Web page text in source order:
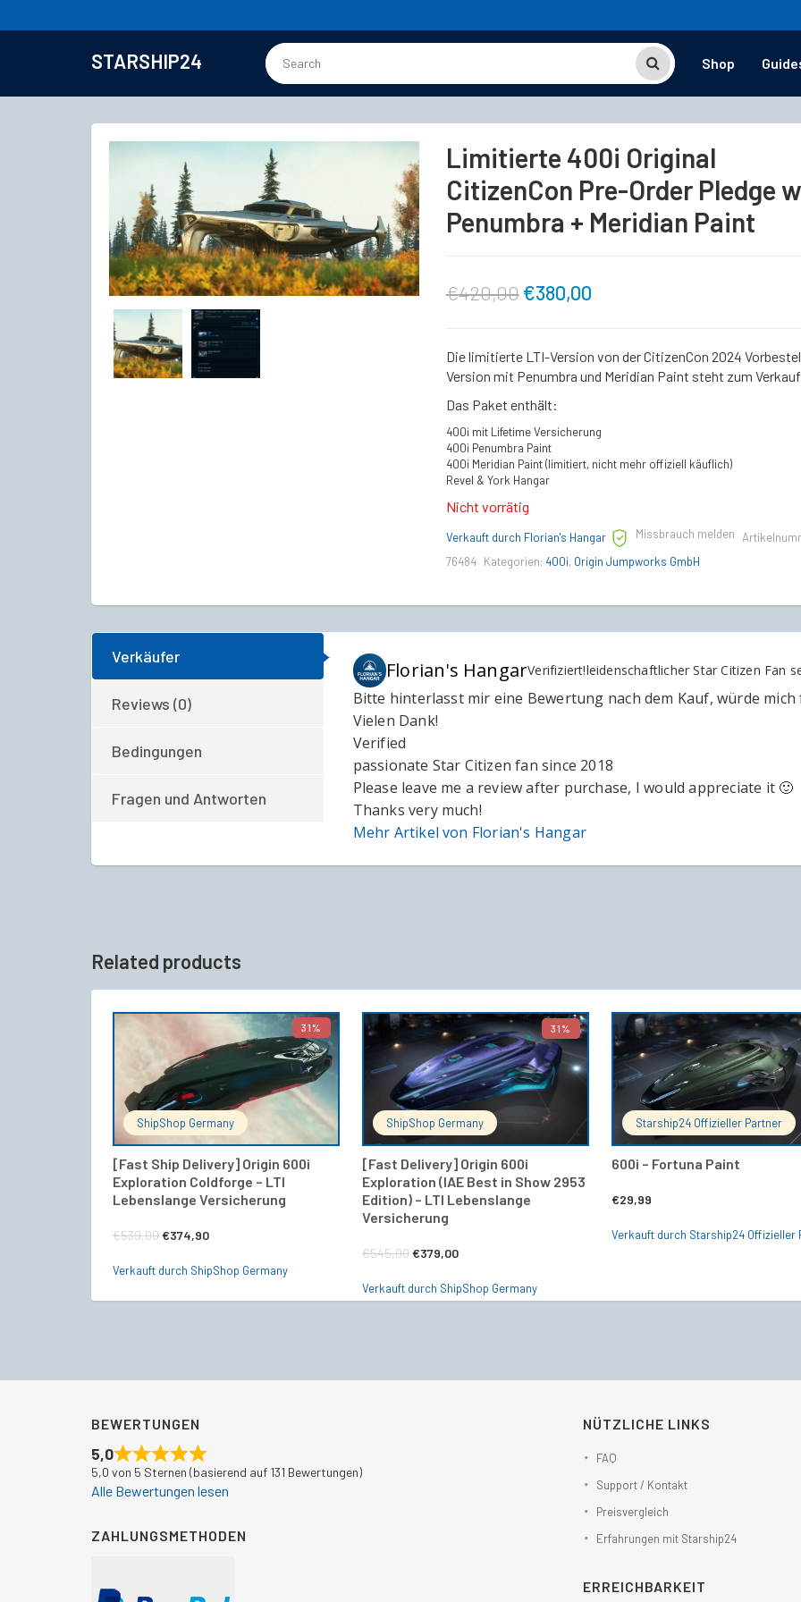
STARSHIP24 Shop
Limitierte 400i Original
CitizenCon Pre-Order Pledge
Penumbra + Meridian Paint
€420,00 Ursprünglicher
war:
€420,00
€380,00Aktueller
ist:
€380,00.
Die limitierte LTI-Version von der CitizenCon 2024
Version mit Penumbra und Meridian Paint steht zum
Das Paket enthält:
400i mit Lifetime Versicherung
400i Penumbra Paint
400i Meridian Paint (limitiert, nicht mehr offiziell käuflich)
Revel & York Hangar
Nicht vorrätig
Verkauft durch Florian's Hangar Missbrauch melden
76484 Kategorien: 400i, Origin Jumpworks GmbH
Verkäufer
Reviews (0)
Bedingungen
Fragen und Antworten
Florian's HangarVerifiziert!leidenschaftlicher Star Citizen Fan
Bitte hinterlasst mir eine Bewertung nach dem Kauf, würde mich
Vielen Dank!
Verified
passionate Star Citizen fan since 2018
Please leave me a review after purchase, I would appreciate it 🙂
Thanks very much!
Mehr Artikel von Florian's Hangar
Related products
31%
ShipShop Germany
[Fast Ship Delivery] Origin 600i
Exploration Coldforge – LTI
Lebenslange Versicherung
€539,00Ursprünglicher
€374,90
IN DEN WARENKORB
Verkauft durch ShipShop Germany
31%
ShipShop Germany
[Fast Delivery] Origin 600i
Exploration (IAE Best in Show 2953
Edition) – LTI Lebenslange
Versicherung
€545,00Ursprünglicher
war:
€379,00
ist:
IN DEN WARENKORB
Verkauft durch ShipShop Germany
Starship24 Offizieller Partner
600i – Fortuna Paint
€29,99
IN DEN
Verkauft durch Starship24 Offizieller
BEWERTUNGEN
5,0
5,0 von 5 Sternen (basierend auf 131 Bewertungen)
Alle Bewertungen lesen
ZAHLUNGSMETHODEN
NÜTZLICHE LINKS
FAQ
Support / Kontakt
Preisvergleich
Erfahrungen mit Starship24
ERREICHBARKEIT